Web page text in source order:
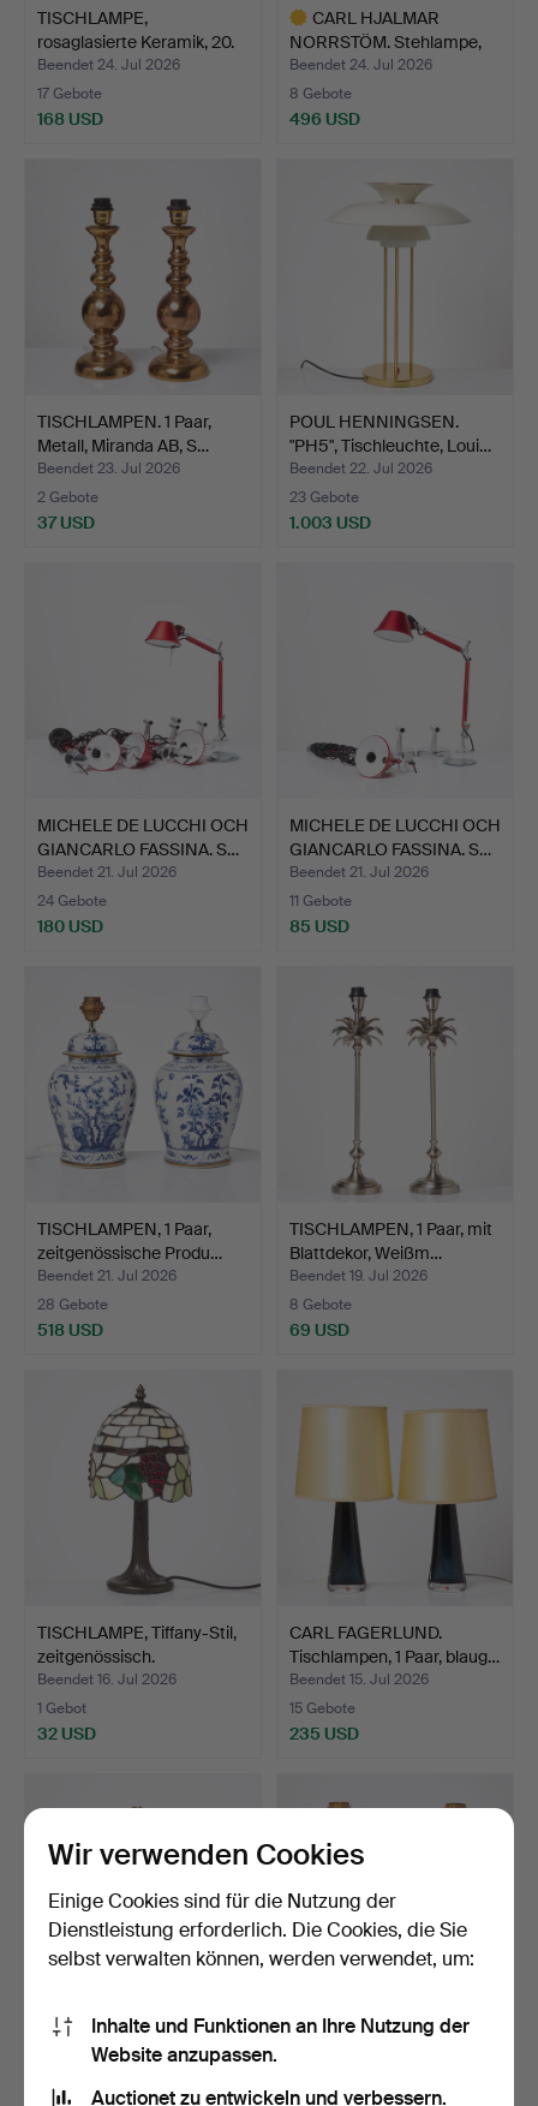
TISCHLAMPE,
rosaglasierte Keramik, 20.
Jah…
Beendet 24. Jul 2026
17 Gebote
168 USD
CARL HJALMAR
NORRSTÖM. Stehlampe,
Jugendst…
Beendet 24. Jul 2026
8 Gebote
496 USD
TISCHLAMPEN. 1 Paar,
Metall, Miranda AB, S…
Beendet 23. Jul 2026
2 Gebote
37 USD
POUL HENNINGSEN.
"PH5", Tischleuchte, Loui…
Beendet 22. Jul 2026
23 Gebote
1.003 USD
MICHELE DE LUCCHI OCH
GIANCARLO FASSINA. S…
Beendet 21. Jul 2026
24 Gebote
180 USD
MICHELE DE LUCCHI OCH
GIANCARLO FASSINA. S…
Beendet 21. Jul 2026
11 Gebote
85 USD
TISCHLAMPEN, 1 Paar,
zeitgenössische Produ…
Beendet 21. Jul 2026
28 Gebote
518 USD
TISCHLAMPEN, 1 Paar, mit
Blattdekor, Weißm…
Beendet 19. Jul 2026
8 Gebote
69 USD
TISCHLAMPE, Tiffany-Stil,
zeitgenössisch.
Beendet 16. Jul 2026
1 Gebot
32 USD
CARL FAGERLUND.
Tischlampen, 1 Paar, blaug…
Beendet 15. Jul 2026
15 Gebote
235 USD
TISCHLAMPE. Gestell aus
Messing, verstellb…
TISCHLAMPEN, 1 Paar,
Wir verwenden Cookies
Einige Cookies sind für die Nutzung der
Dienstleistung erforderlich. Die Cookies, die Sie
selbst verwalten können, werden verwendet, um:
Inhalte und Funktionen an Ihre Nutzung der
Website anzupassen.
Auctionet zu entwickeln und verbessern.